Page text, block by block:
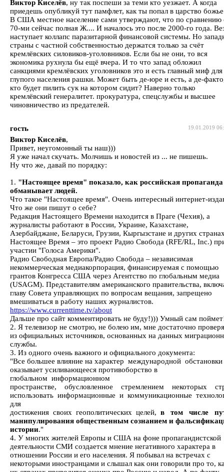
Виктор Киселёв, ну так поспеши за теми кто уезжает. А когда
приедешь опубликуй тут памфлет, как ты попал в царство
В США местное население сами утверждают, что по сравнению
70-ми сейчас полная Ж.... И началось это после 2000-го года.
наступает коллапс паразитарной финансовой системы. Но
страны с частной собственностью держатся только за счёт
кремлёвских силовиков-уголовников. Если бы не они, то вся
экономика рухнула бы ещё вчера. И то что запад обложил
санкциями кремлёвских уголовников это и есть главный миф для
глупого населения рашки. Может быть де-юре и есть, а де-
кто будет пилить сук на котором сидит? Наверно только
кремлёвский генералитет. прокуратура, спецслужбы и высшее
чиновничество из предателей.
19.01.2019
гость
Виктор Киселёв,
Привет, неугомонный ты наш)))
Я уже начал скучать. Молчишь и новостей из ... не пишешь.
Ну что же, давай по порядку:
1. "Настоящее время" показало, как российская пропаганда
обманывает людей.
Что такое "Настоящее время". Очень интересный интернет-
Что же они пишут о себе?
Редакция Настоящего Времени находится в Праге (Чехия), а
журналисты работают в России, Украине, Казахстане,
Азербайджане, Беларуси, Грузии, Кыргызстане и других
Настоящее Время – это проект Радио Свобода (RFE/RL, Inc.)
участии "Голоса Америки".
Радио Свободная Европа/Радио Свобода – независимая
некоммерческая медиакорпорация, финансируемая с помощью
грантов Конгресса США через Агентство по глобальным медиа
(USAGM). Представителям американского правительства,
главу Совета управляющих по вопросам вещания, запрещено
вмешиваться в работу наших журналистов.
https://www.currenttime.tv/about
Дальше про сайт комментировать не буду!))) Умный сам
2. Я телевизор не смотрю, не болею им, мне достаточно
из официальных источников, основанных на данных
службы.
3. Из одного очень важного и официального документа:
"Все большее влияние на характер международной обстановки
оказывает усиливающееся противоборство в
глобальном информационном
пространстве, обусловленное стремлением некоторых
использовать информационные и коммуникационные
для
достижения своих геополитических целей, в том числе
манипулирования общественным сознанием и
истории."
4. У многих жителей Европы и США на фоне пропагандистской
деятельности СМИ создается мнение негативного характера в
отношении России и его населения. Я побывал на встречах с
некоторыми иностранцами и слышал как они говорили про то,